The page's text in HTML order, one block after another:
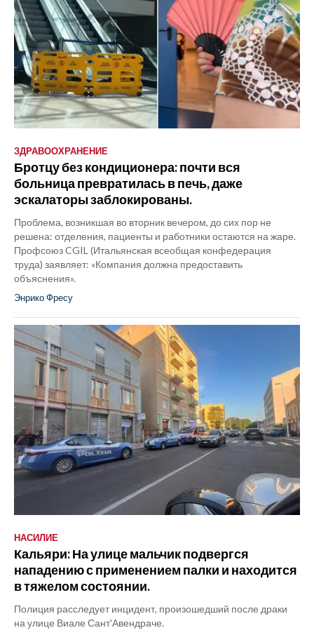
ЗДРАВООХРАНЕНИЕ
Бротцу без кондиционера: почти вся
больница превратилась в печь, даже
эскалаторы заблокированы.
Проблема, возникшая во вторник вечером, до сих пор не
решена: отделения, пациенты и работники остаются на жаре.
Профсоюз CGIL (Итальянская всеобщая конфедерация
труда) заявляет: «Компания должна предоставить
объяснения».
Энрико Фресу
НАСИЛИЕ
Кальяри: На улице мальчик подвергся
нападению с применением палки и находится
в тяжелом состоянии.
Полиция расследует инцидент, произошедший после драки
на улице Виале Сант'Авендраче.